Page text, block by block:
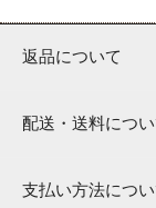
返品について
配送・送料につい
支払い方法につい